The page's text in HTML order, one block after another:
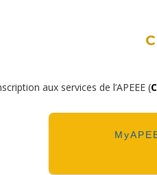
aux services de l’APEEE (